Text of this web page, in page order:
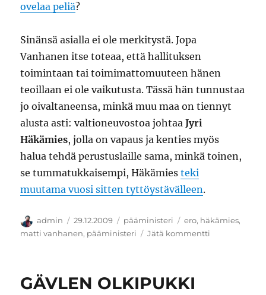
ovelaa peliä?
Sinänsä asialla ei ole merkitystä. Jopa
Vanhanen itse toteaa, että hallituksen
toimintaan tai toimimattomuuteen hänen
teoillaan ei ole vaikutusta. Tässä hän tunnustaa
jo oivaltaneensa, minkä muu maa on tiennyt
alusta asti: valtioneuvostoa johtaaJyri
Häkämies, jolla on vapaus ja kenties myös
halua tehdä perustuslaille sama, minkä toinen,
se tummatukkaisempi, Häkämiesteki
muutama vuosi sitten tyttöystävälleen.
Kirjoittaja
admin Julkaistu
29.12.2009 Kategoriat
pääministeri Avainsanat
ero, häkämies,
matti vanhanen, pääministeri Jätä kommentti
GÄVLEN OLKIPUKKI